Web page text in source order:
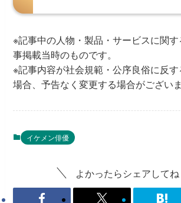
※記事中の人物・製品・サービスに関
事掲載当時のものです。
※記事内容が社会規範・公序良俗に反
場合、予告なく変更する場合がございま
イケメン俳優
よかったらシェアしてね